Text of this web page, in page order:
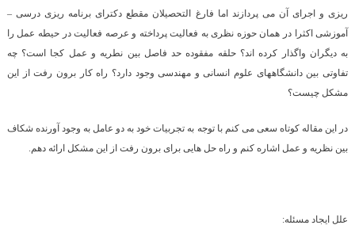
ریزی و اجرای آن می پردازند اما فارغ التحصیلان مقطع دکترای برنامه ریزی درسی –
آموزشی اکثرا در همان حوزه نظری به فعالیت پرداخته و عرصه فعالیت در حیطه عمل را
به دیگران واگذار کرده اند؟ حلقه مفقوده حد فاصل بین نطریه و عمل کجا است؟ چه
تفاوتی بین دانشگاههای علوم انسانی و مهندسی وجود دارد؟ راه کار برون رفت از این
مشکل چیست؟
در این مقاله کوتاه سعی می کنم با توجه به تجربیات خود به دو عامل به وجود آورنده شکاف
بین نظریه و عمل اشاره کنم و راه حل هایی برای برون رفت از این مشکل ارائه دهم.
علل ایجاد مسئله: